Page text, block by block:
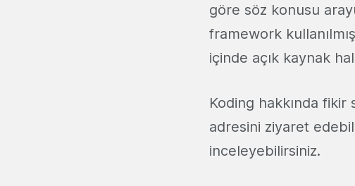
göre söz konusu
framework
içinde açık kaynak
Koding hakkında fikir
adresini ziyaret
inceleyebilirsiniz.